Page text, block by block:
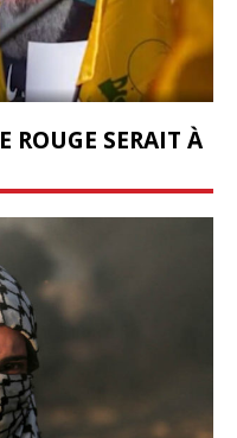
ROUGE SERAIT À